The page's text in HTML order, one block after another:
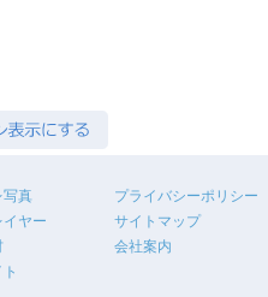
写真
イヤー
プライバシーポリシー
サイトマップ
会社案内